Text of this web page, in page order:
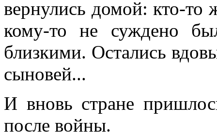
вернулись домой: кто-
кому-то не суждено
близкими. Остались
сыновей...
И вновь стране
после войны.